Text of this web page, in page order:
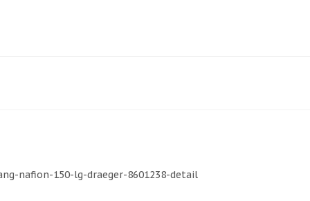
nafion-150-lg-draeger-8601238-detail